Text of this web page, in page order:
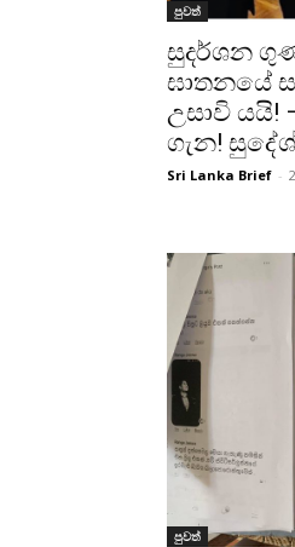
පුවත්
සුදර්ශන
ඝාතනයේ
උසාවි යයි!
ගැන!
Sri Lanka Brief -
පුවත්